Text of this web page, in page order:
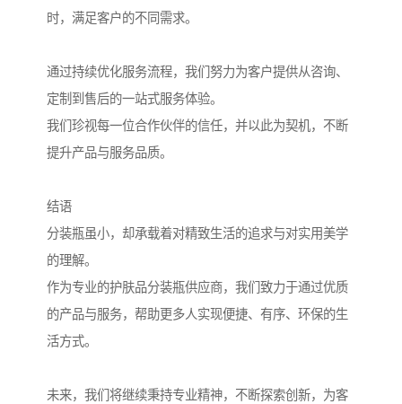
时，满足客户的不同需求。
通过持续优化服务流程，我们努力为客户提供从咨询、
定制到售后的一站式服务体验。
我们珍视每一位合作伙伴的信任，并以此为契机，不断
提升产品与服务品质。
结语
分装瓶虽小，却承载着对精致生活的追求与对实用美学
的理解。
作为专业的护肤品分装瓶供应商，我们致力于通过优质
的产品与服务，帮助更多人实现便捷、有序、环保的生
活方式。
未来，我们将继续秉持专业精神，不断探索创新，为客